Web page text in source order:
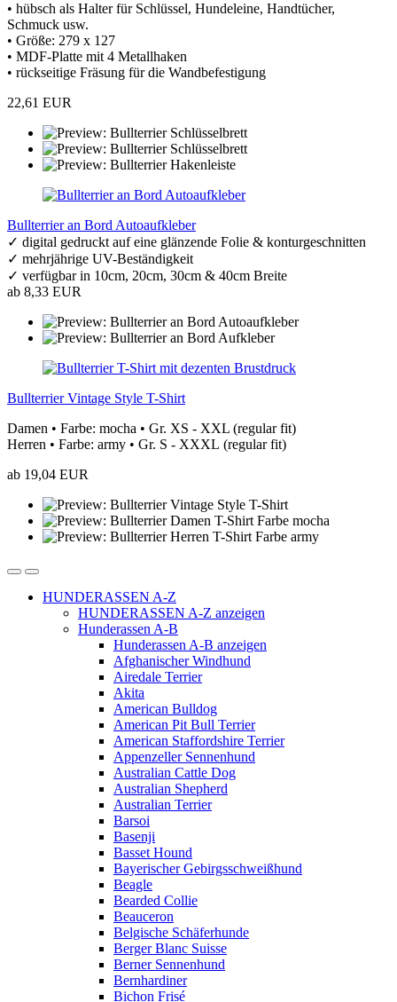
• hübsch als Halter für Schlüssel, Hundeleine, Handtücher,
Schmuck usw.
• Größe: 279 x 127
• MDF-Platte mit 4 Metallhaken
• rückseitige Fräsung für die Wandbefestigung
22,61 EUR
Bullterrier an Bord Autoaufkleber
✓ digital gedruckt auf eine glänzende Folie & konturgeschnitten
✓ mehrjährige UV-Beständigkeit
✓ verfügbar in 10cm, 20cm, 30cm & 40cm Breite
ab 8,33 EUR
Bullterrier Vintage Style T-Shirt
Damen • Farbe: mocha • Gr. XS - XXL (regular fit)
Herren • Farbe: army • Gr. S - XXXL (regular fit)
ab 19,04 EUR
HUNDERASSEN A-Z
HUNDERASSEN A-Z anzeigen
Hunderassen A-B
Hunderassen A-B anzeigen
Afghanischer Windhund
Airedale Terrier
Akita
American Bulldog
American Pit Bull Terrier
American Staffordshire Terrier
Appenzeller Sennenhund
Australian Cattle Dog
Australian Shepherd
Australian Terrier
Barsoi
Basenji
Basset Hound
Bayerischer Gebirgsschweißhund
Beagle
Bearded Collie
Beauceron
Belgische Schäferhunde
Berger Blanc Suisse
Berner Sennenhund
Bernhardiner
Bichon Frisé